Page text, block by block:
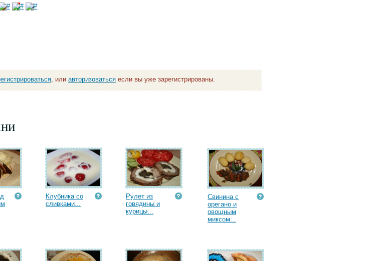
, или авторизоваться если вы уже зарегистрированы.
Клубника со
сливками...
Рулет из
говядины и
курицы...
Свинина с
орегано и
овощным
миксом...